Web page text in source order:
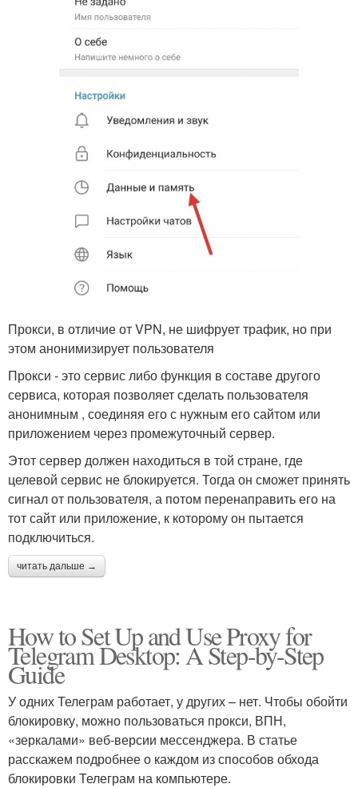
Прокси, в отличие от VPN, не шифрует трафик, но при
этом анонимизирует пользователя
Прокси - это сервис либо функция в составе другого
сервиса, которая позволяет сделать пользователя
анонимным , соединяя его с нужным его сайтом или
приложением через промежуточный сервер.
Этот сервер должен находиться в той стране, где
целевой сервис не блокируется. Тогда он сможет принять
сигнал от пользователя, а потом перенаправить его на
тот сайт или приложение, к которому он пытается
подключиться.
читать дальше →
How to Set Up and Use Proxy for
Telegram Desktop: A Step-by-Step
Guide
У одних Телеграм работает, у других – нет. Чтобы обойти
блокировку, можно пользоваться прокси, ВПН,
«зеркалами» веб-версии мессенджера. В статье
расскажем подробнее о каждом из способов обхода
блокировки Телеграм на компьютере.